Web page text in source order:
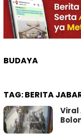
BUDAYA
TAG:BERITA
Viral